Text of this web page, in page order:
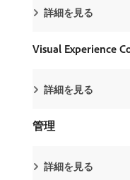
詳細を見る
Visual Experience
詳細を見る
管理
詳細を見る